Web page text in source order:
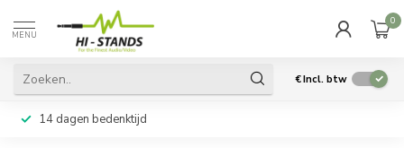
MENU
0
€Incl. btw
14 dagen bedenktijd